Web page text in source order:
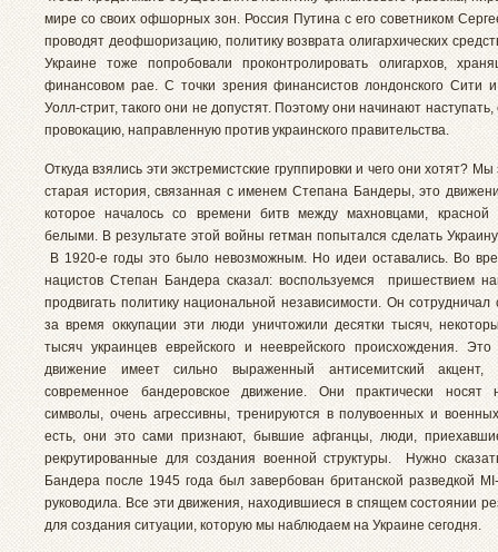
мире со своих офшорных зон. Россия Путина с его советником
проводят деофшоризацию, политику возврата олигархических
Украине тоже попробовали проконтролировать олигархов,
финансовом рае. С точки зрения финансистов лондонского Сити и
Уолл-стрит, такого они не допустят. Поэтому они начинают наступать,
провокацию, направленную против украинского правительства.
Откуда взялись эти экстремистские группировки и чего они хотят?
старая история, связанная с именем Степана Бандеры, это
которое началось со времени битв между махновцами, красной
белыми. В результате этой войны гетман попытался сделать
В 1920-е годы это было невозможным. Но идеи оставались. Во
нацистов Степан Бандера сказал: воспользуемся пришествием
продвигать политику национальной независимости. Он
за время оккупации эти люди уничтожили десятки тысяч,
тысяч украинцев еврейского и нееврейского происхождения. Это
движение имеет сильно выраженный антисемитский
современное бандеровское движение. Они практически носят
символы, очень агрессивны, тренируются в полувоенных и
есть, они это сами признают, бывшие афганцы, люди,
рекрутированные для создания военной структуры. Нужно
Бандера после 1945 года был завербован британской разведкой
руководила. Все эти движения, находившиеся в спящем состоянии
для создания ситуации, которую мы наблюдаем на Украине сегодня.